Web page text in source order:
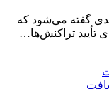
گفته می‌شود که
تأیید تراکنش‌ها…